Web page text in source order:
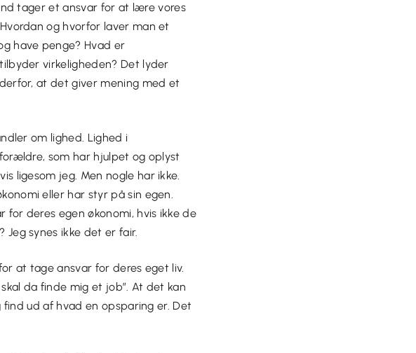
tager et ansvar for at lære vores
og hvorfor laver man et
have penge? Hvad er
virkeligheden? Det lyder
at det giver mening med et
om lighed. Lighed i
som har hjulpet og oplyst
ligesom jeg. Men nogle har ikke.
eller har styr på sin egen.
for deres egen økonomi, hvis ikke de
Jeg synes ikke det er fair.
at tage ansvar for deres eget liv.
da finde mig et job”. At det kan
find ud af hvad en opsparing er. Det